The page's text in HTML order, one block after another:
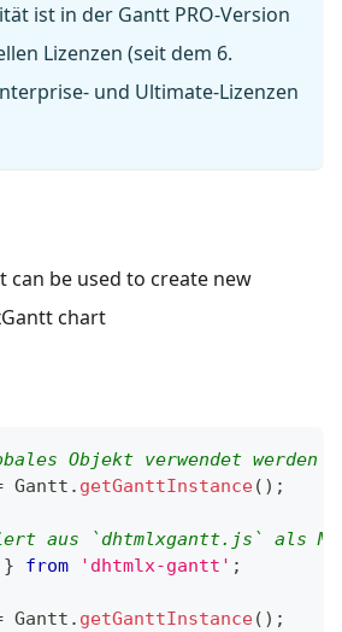
ist in der Gantt PRO-Version
Lizenzen (seit dem 6.
und Ultimate-Lizenzen
can be used to create new
chart
Objekt verwendet werden
Gantt . getGanttInstance( ) ;
aus `dhtmlxgantt.js` als
} from 'dhtmlx-gantt' ;
Gantt . getGanttInstance( ) ;